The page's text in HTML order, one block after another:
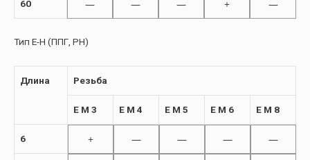
60 — — — + —
Тип E-H (ППГ, PH)
Длина Резьба
E M 3 E M 4 E M 5 E M 6 E M 8
6 + — — — —